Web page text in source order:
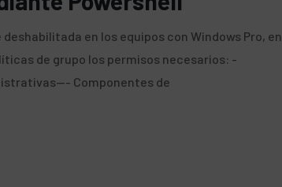
en los equipos con Windows Pro, en
de grupo los permisos necesarios: -
Componentes de